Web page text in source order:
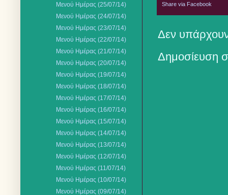
Share via Facebook
Δεν
Δημοσίευση
Μενού Ημέρας (25/07/14)
Μενού Ημέρας (24/07/14)
Μενού Ημέρας (23/07/14)
Μενού Ημέρας (22/07/14)
Μενού Ημέρας (21/07/14)
Μενού Ημέρας (20/07/14)
Μενού Ημέρας (19/07/14)
Μενού Ημέρας (18/07/14)
Μενού Ημέρας (17/07/14)
Μενού Ημέρας (16/07/14)
Μενού Ημέρας (15/07/14)
Μενού Ημέρας (14/07/14)
Μενού Ημέρας (13/07/14)
Μενού Ημέρας (12/07/14)
Μενού Ημέρας (11/07/14)
Μενού Ημέρας (10/07/14)
Μενού Ημέρας (09/07/14)